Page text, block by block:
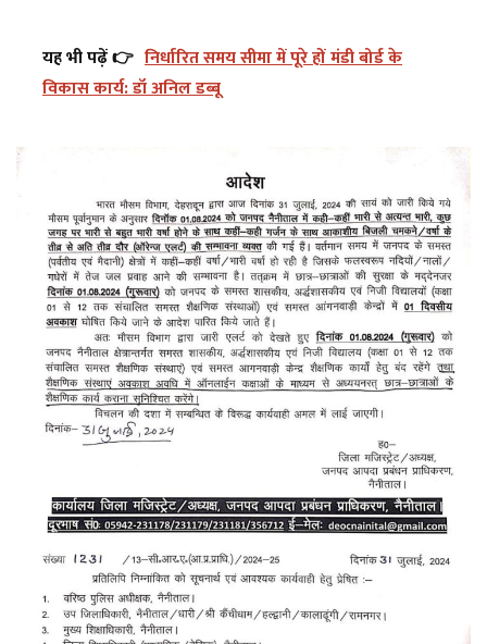
यह भी पढ़ें 👉 निर्धारित समय सीमा में पूरे हों मंडी बोर्ड के
विकास कार्य: डॉ अनिल डब्बू